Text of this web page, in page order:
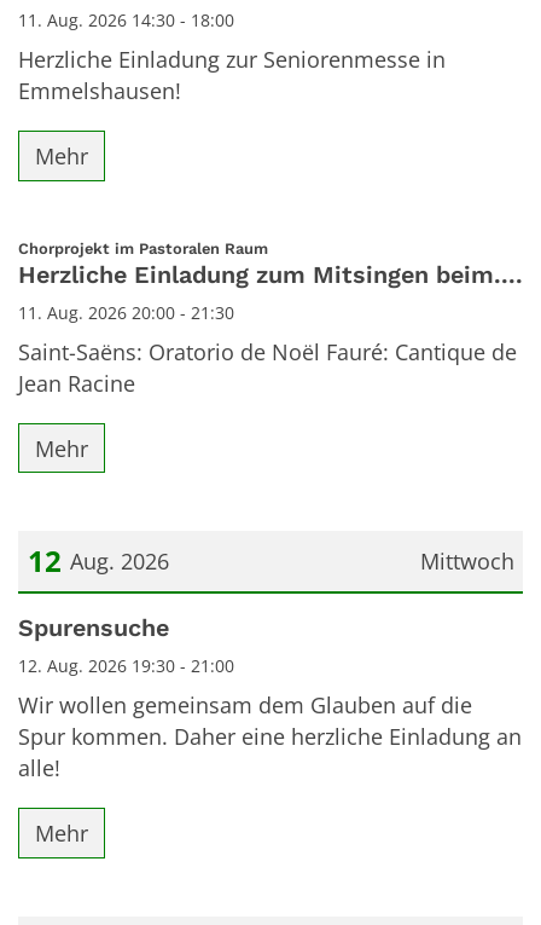
11. Aug. 2026 14:30 - 18:00
Herzliche Einladung zur Seniorenmesse in
Emmelshausen!
Mehr
Chorprojekt im Pastoralen Raum:
Herzliche Einladung zum Mitsingen beim....
11. Aug. 2026 20:00 - 21:30
Saint-Saëns: Oratorio de Noël Fauré: Cantique de
Jean Racine
Mehr
Mittwoch
12 Aug. 2026
Datum: 12. August 2026
Spurensuche
12. Aug. 2026 19:30 - 21:00
Wir wollen gemeinsam dem Glauben auf die
Spur kommen. Daher eine herzliche Einladung an
alle!
Mehr